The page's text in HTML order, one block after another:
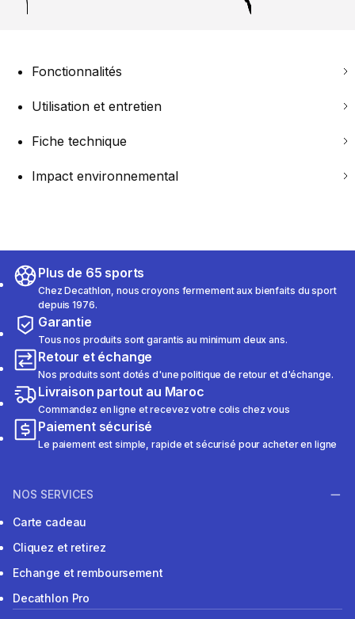
Fonctionnalités
Utilisation et entretien
Fiche technique
Impact environnemental
Plus de 65 sports
Chez Decathlon, nous croyons fermement aux bienfaits du sport
depuis 1976.
Garantie
Tous nos produits sont garantis au minimum deux ans.
Retour et échange
Nos produits sont dotés d'une politique de retour et d'échange.
Livraison partout au Maroc
Commandez en ligne et recevez votre colis chez vous
Paiement sécurisé
Le paiement est simple, rapide et sécurisé pour acheter en ligne
NOS SERVICES
Carte cadeau
Cliquez et retirez
Echange et remboursement
Decathlon Pro